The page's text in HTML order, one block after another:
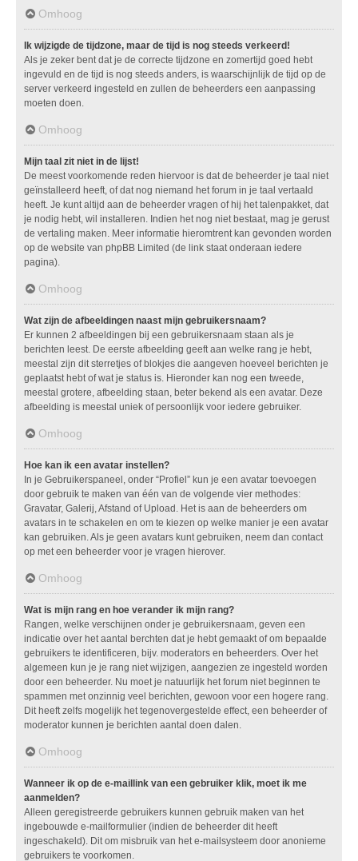
Omhoog
Ik wijzigde de tijdzone, maar de tijd is nog steeds verkeerd!
Als je zeker bent dat je de correcte tijdzone en zomertijd goed hebt
ingevuld en de tijd is nog steeds anders, is waarschijnlijk de tijd op de
server verkeerd ingesteld en zullen de beheerders een aanpassing
moeten doen.
Omhoog
Mijn taal zit niet in de lijst!
De meest voorkomende reden hiervoor is dat de beheerder je taal niet
geïnstalleerd heeft, of dat nog niemand het forum in je taal vertaald
heeft. Je kunt altijd aan de beheerder vragen of hij het talenpakket, dat
je nodig hebt, wil installeren. Indien het nog niet bestaat, mag je gerust
de vertaling maken. Meer informatie hieromtrent kan gevonden worden
op de website van phpBB Limited (de link staat onderaan iedere
pagina).
Omhoog
Wat zijn de afbeeldingen naast mijn gebruikersnaam?
Er kunnen 2 afbeeldingen bij een gebruikersnaam staan als je
berichten leest. De eerste afbeelding geeft aan welke rang je hebt,
meestal zijn dit sterretjes of blokjes die aangeven hoeveel berichten je
geplaatst hebt of wat je status is. Hieronder kan nog een tweede,
meestal grotere, afbeelding staan, beter bekend als een avatar. Deze
afbeelding is meestal uniek of persoonlijk voor iedere gebruiker.
Omhoog
Hoe kan ik een avatar instellen?
In je Gebruikerspaneel, onder “Profiel” kun je een avatar toevoegen
door gebruik te maken van één van de volgende vier methodes:
Gravatar, Galerij, Afstand of Upload. Het is aan de beheerders om
avatars in te schakelen en om te kiezen op welke manier je een avatar
kan gebruiken. Als je geen avatars kunt gebruiken, neem dan contact
op met een beheerder voor je vragen hierover.
Omhoog
Wat is mijn rang en hoe verander ik mijn rang?
Rangen, welke verschijnen onder je gebruikersnaam, geven een
indicatie over het aantal berchten dat je hebt gemaakt of om bepaalde
gebruikers te identificeren, bijv. moderators en beheerders. Over het
algemeen kun je je rang niet wijzigen, aangezien ze ingesteld worden
door een beheerder. Nu moet je natuurlijk het forum niet beginnen te
spammen met onzinnig veel berichten, gewoon voor een hogere rang.
Dit heeft zelfs mogelijk het tegenovergestelde effect, een beheerder of
moderator kunnen je berichten aantal doen dalen.
Omhoog
Wanneer ik op de e-maillink van een gebruiker klik, moet ik me
aanmelden?
Alleen geregistreerde gebruikers kunnen gebruik maken van het
ingebouwde e-mailformulier (indien de beheerder dit heeft
ingeschakeld). Dit om misbruik van het e-mailsysteem door anonieme
gebruikers te voorkomen.